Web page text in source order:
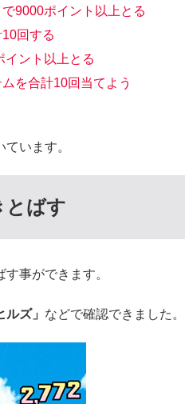
9000ポイント以上とる
回する
イント以上とる
を合計10回当てよう
います。
とばす
事ができます。
ルズ」 などで確認できました。